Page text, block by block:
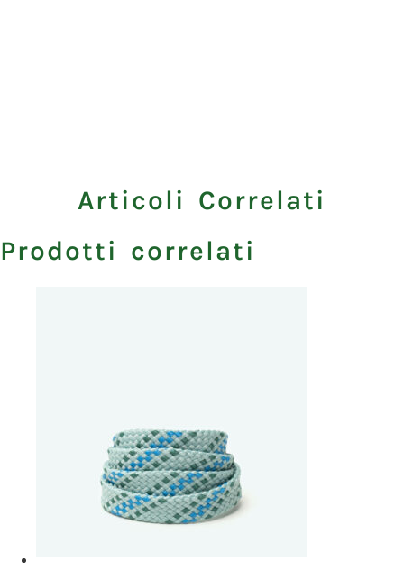
Articoli Correlati
Prodotti correlati